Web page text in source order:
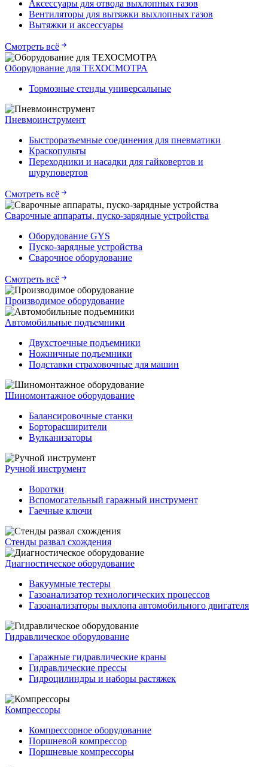
Аксессуары для отвода выхлопных газов
Вентиляторы для вытяжки выхлопных газов
Вытяжки и аксессуары
Смотреть всё
Оборудование для ТЕХОСМОТРА
Тормозные стенды универсальные
Пневмоинструмент
Быстроразъемные соединения для пневматики
Краскопульты
Переходники и насадки для гайковертов и
шуруповертов
Смотреть всё
Сварочные аппараты, пуско-зарядные устройства
Оборудование GYS
Пуско-зарядные устройства
Сварочное оборудование
Смотреть всё
Производимое оборудование
Автомобильные подъемники
Двухстоечные подъемники
Ножничные подъемники
Подставки страховочные для машин
Шиномонтажное оборудование
Балансировочные станки
Борторасширители
Вулканизаторы
Ручной инструмент
Воротки
Вспомогательный гаражный инструмент
Гаечные ключи
Стенды развал схождения
Диагностическое оборудование
Вакуумные тестеры
Газоанализатор технологических процессов
Газоанализаторы выхлопа автомобильного двигателя
Гидравлическое оборудование
Гаражные гидравлические краны
Гидравлические прессы
Гидроцилиндры и наборы растяжек
Компрессоры
Компрессорное оборудование
Поршневой компрессор
Поршневые компрессоры